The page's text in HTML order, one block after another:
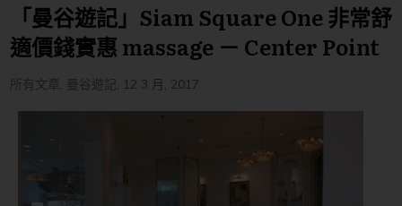
「曼谷遊記」Siam Square One 非常舒
適價錢實惠 massage － Center Point
所有文章 , 曼谷遊記, 12 3 月, 2017